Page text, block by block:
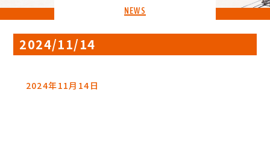
NEWS
2024/11/14
2024年11月14日